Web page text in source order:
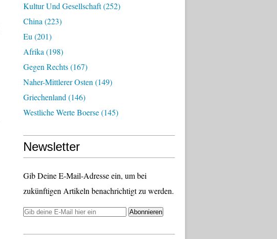
Kultur Und Gesellschaft(252)
China (223)
Eu (201)
Afrika (198)
Gegen Rechts(167)
Naher-Mittlerer Osten (149)
Griechenland (146)
Westliche Werte Boerse(145)
Newsletter
Gib Deine E-Mail-Adresse ein, um bei
zukünftigen Artikeln benachrichtigt zu werden.